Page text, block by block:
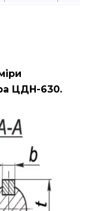
ЦДН-630.